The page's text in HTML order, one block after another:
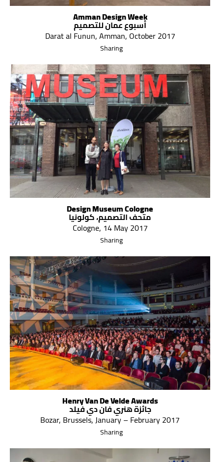
Amman Design Week
أسبوع عمان للتصميم
Darat al Funun, Amman, October 2017
Sharing
Design Museum Cologne
متحف التصميم، كولونيا
Cologne, 14 May 2017
Sharing
Henry Van De Velde Awards
جائزة هنري فان دي فيلد
Bozar, Brussels, January – February 2017
Sharing